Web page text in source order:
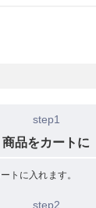
step1
商品をカートに
トに入れます。
step2